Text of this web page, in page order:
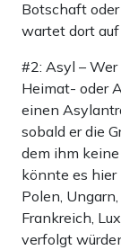
Botschaft
wartet dort
#2: Asyl –
Heimat- oder
einen
sobald er die
dem ihm keine
könnte es hier
Polen,
Frankreich,
verfolgt